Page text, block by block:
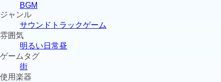
BGM
ジャンル
サウンドトラックゲーム
雰囲気
明るい 日常昼
ゲームタグ
街
使用楽器